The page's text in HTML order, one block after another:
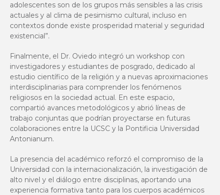
adolescentes son de los grupos más sensibles a las crisis
actuales y al clima de pesimismo cultural, incluso en
contextos donde existe prosperidad material y seguridad
existencial”.
Finalmente, el Dr. Oviedo integró un workshop con
investigadores y estudiantes de posgrado, dedicado al
estudio científico de la religión y a nuevas aproximaciones
interdisciplinarias para comprender los fenómenos
religiosos en la sociedad actual. En este espacio,
compartió avances metodológicos y abrió líneas de
trabajo conjuntas que podrían proyectarse en futuras
colaboraciones entre la UCSC y la Pontificia Universidad
Antonianum.
La presencia del académico reforzó el compromiso de la
Universidad con la internacionalización, la investigación de
alto nivel y el diálogo entre disciplinas, aportando una
experiencia formativa tanto para los cuerpos académicos